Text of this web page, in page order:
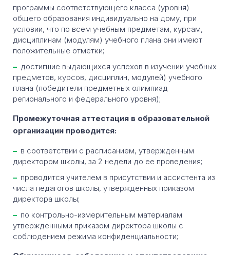
программы соответствующего класса (уровня)
общего образования индивидуально на дому, при
условии, что по всем учебным предметам, курсам,
дисциплинам (модулям) учебного плана они имеют
положительные отметки;
достигшие выдающихся успехов в изучении учебных
предметов, курсов, дисциплин, модулей) учебного
плана (победители предметных олимпиад
регионального и федерального уровня);
Промежуточная аттестация в образовательной
организации проводится:
в соответствии с расписанием, утвержденным
директором школы, за 2 недели до ее проведения;
проводится учителем в присутствии и ассистента из
числа педагогов школы, утвержденных приказом
директора школы;
по контрольно-измерительным материалам
утвержденными приказом директора школы с
соблюдением режима конфиденциальности;